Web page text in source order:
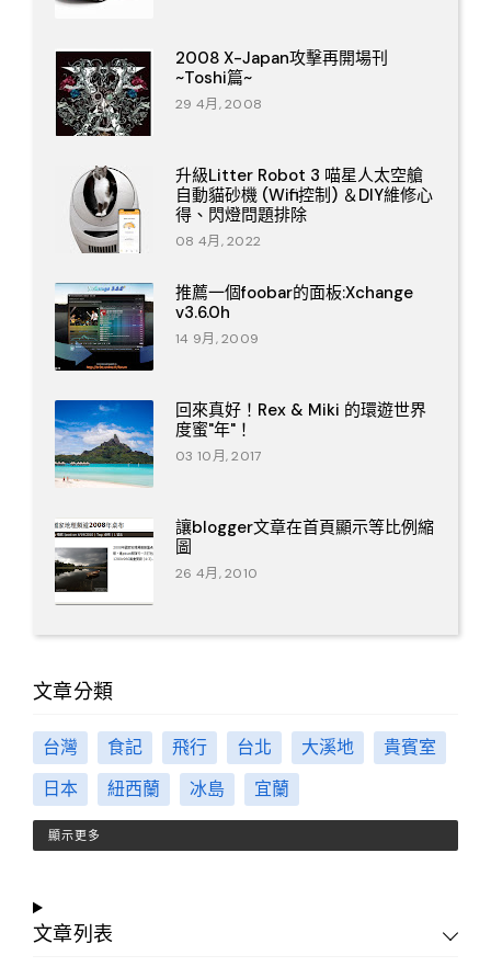
2008 X-Japan攻擊再開場刊
~Toshi篇~
29 4月, 2008
升級Litter Robot 3 喵星人太空艙
自動貓砂機 (Wifi控制) ＆DIY維修心
得、閃燈問題排除
08 4月, 2022
推薦一個foobar的面板:Xchange
v3.6.0h
14 9月, 2009
回來真好！Rex & Miki 的環遊世界
度蜜"年"！
03 10月, 2017
讓blogger文章在首頁顯示等比例縮
圖
26 4月, 2010
文章分類
台灣 食記 飛行 台北 大溪地
貴賓室
日本
紐西蘭 冰島 宜蘭
顯示更多
文章列表